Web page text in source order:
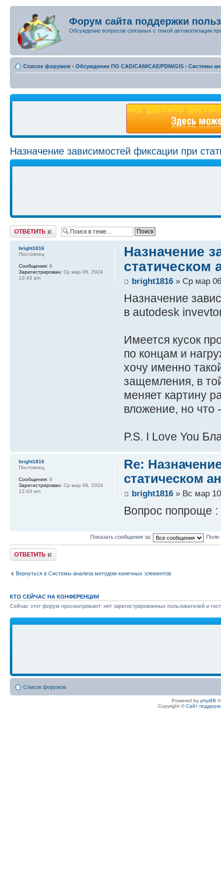
Форум сайта поддержки
Обсуждение вопросов связаных с темой автоматизации
Список форумов ‹ Обсуждение ПО CAD/CAM/CAE/PDM/GIS ‹ Системы
Назначение зависимостей фиксации при
Ответить
Назначение
статическом
bright1816» Ср мар
Назначение
в autodesk
Имеется кусок
по концам и
хочу именно
защемления, в
меняет картину
вложение, но что
P.S. I Love You
bright1816
Постоялец
Сообщения: 8
Зарегистрирован: Ср мар 06, 2024
12:43 am
Re:
статическом
bright1816» Вс мар
Вопрос попроще :
bright1816
Постоялец
Сообщения: 8
Зарегистрирован: Ср мар 06, 2024
12:43 am
Показать сообщения за: Поле
Ответить
Вернуться в Системы анализа методом конечных элементов
КТО СЕЙЧАС НА КОНФЕРЕНЦИИ
Сейчас этот форум просматривают: нет зарегистрированных пользователей и
Список форумов
Powered by phpBB
Copyright ©Сайт